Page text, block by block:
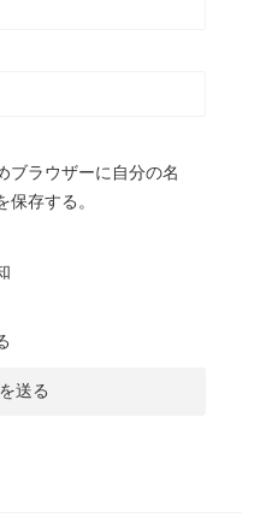
ブラウザーに自分の名
存する。